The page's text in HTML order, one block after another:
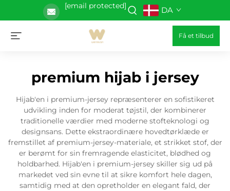
[email protected] DA
Få et tilbud
premium hijab i jersey
Hijab'en i premium-jersey repræsenterer en sofistikeret
udvikling inden for moderat tøjstil, der kombinerer
traditionelle værdier med moderne stofteknologi og
designsans. Dette ekstraordinære hovedtørklæde er
fremstillet af premium-jersey-materiale, et strikket stof, der
er berømt for sin fremragende elasticitet, blødhed og
holdbarhed. Hijab'en i premium-jersey skiller sig ud på
markedet ved sin evne til at sikre komfort hele dagen,
samtidig med at den opretholder en elegant fald, der